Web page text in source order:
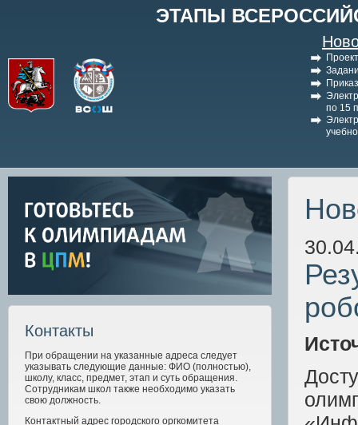
ЭТАПЫ
по 15
Контакты
При обращении на указанные адреса следует
указывать следующие данные: ФИО (полностью),
школу, класс, предмет, этап и суть обращения.
Сотрудникам школ также необходимо указать
свою должность.
Контактный адрес городского оргкомитета